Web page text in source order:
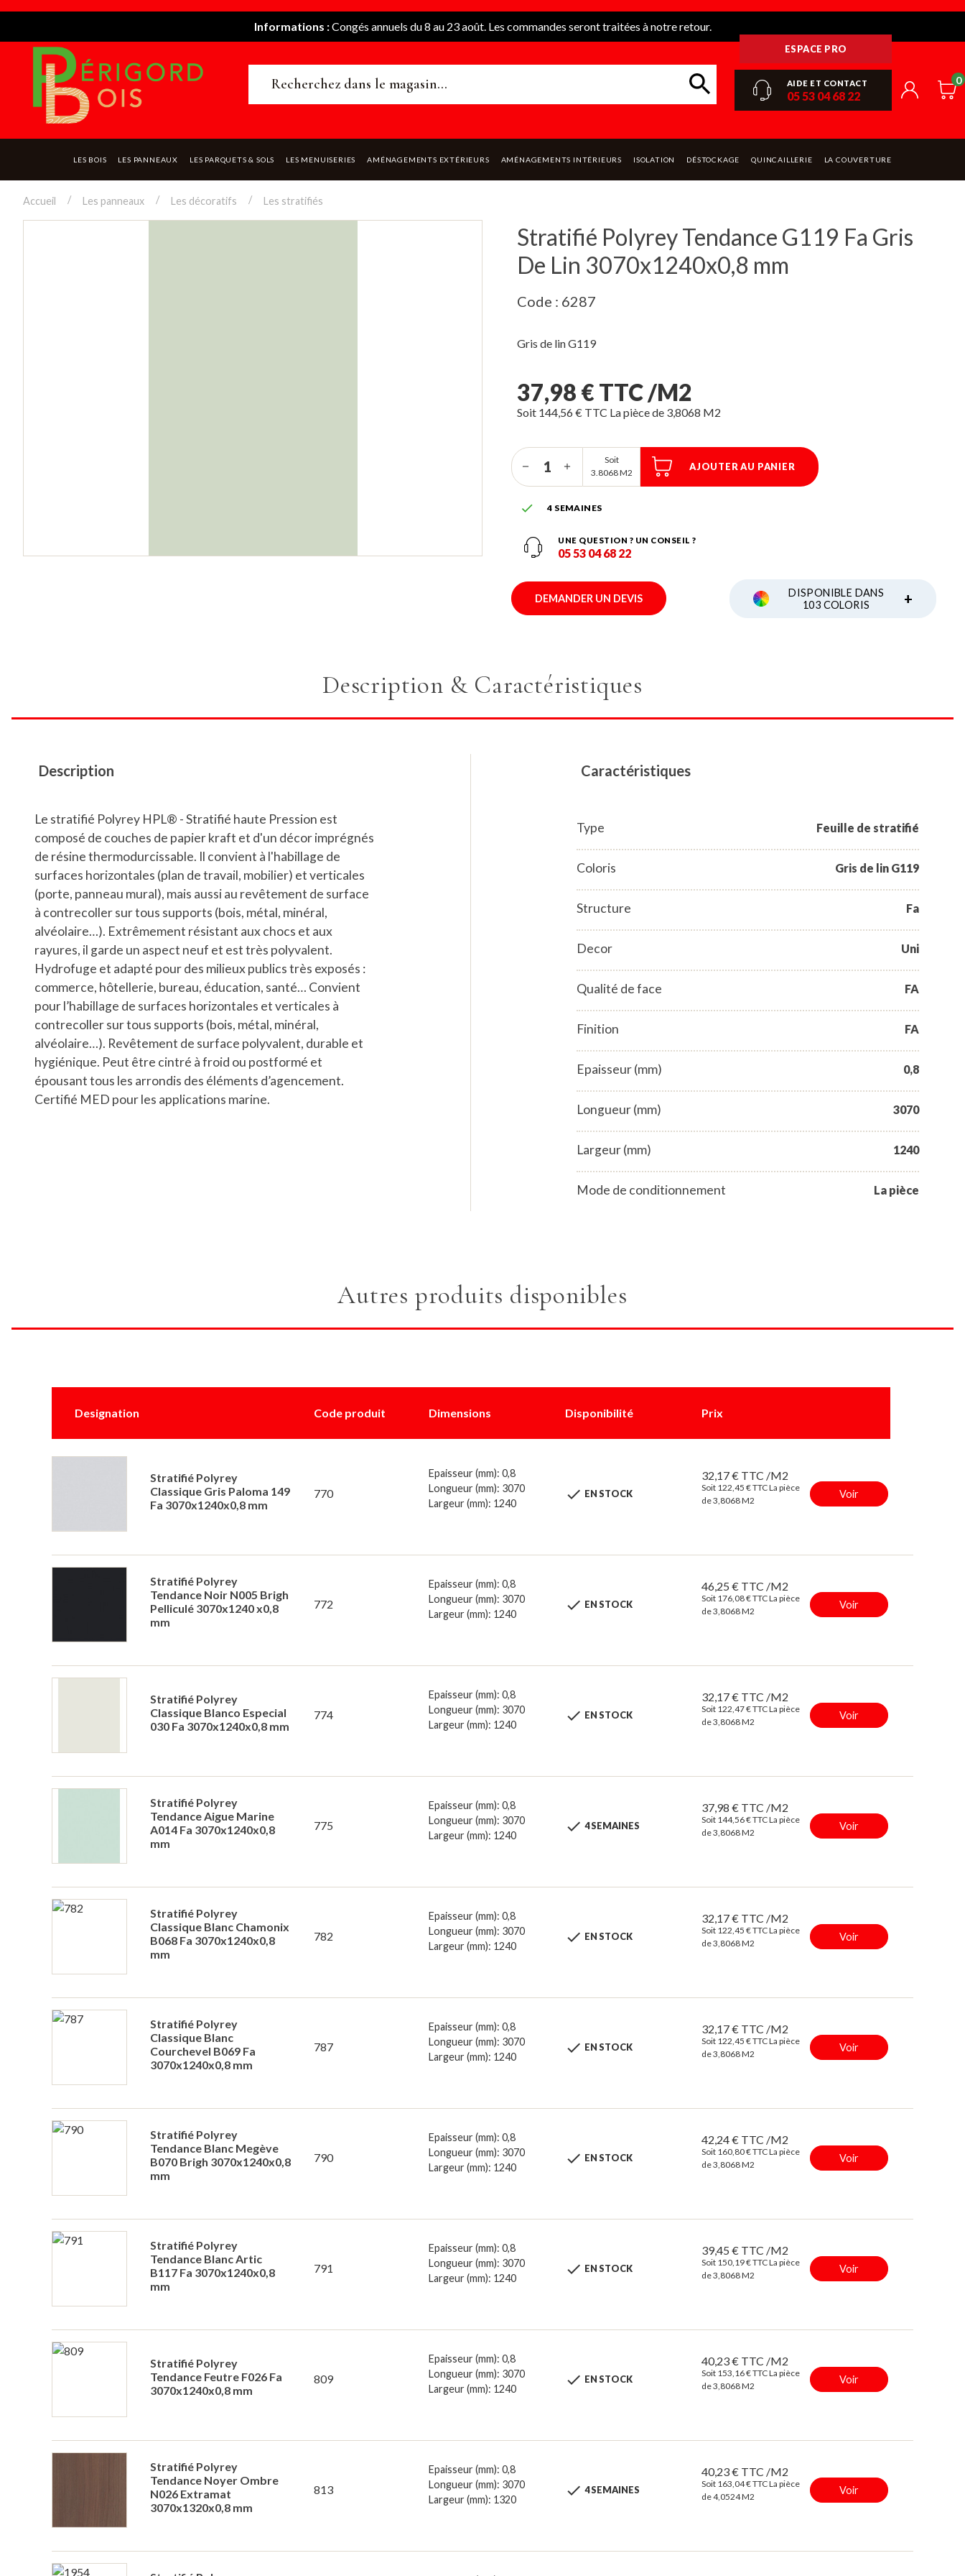
Informations :Congés annuels du 8 au 23 août. Les commandes seront traitées à notre retour.
ESPACE PRO
AIDE ET CONTACT
05 53 04 68 22
0
LES BOIS LES PANNEAUX LES PARQUETS & SOLS LES MENUISERIES AMÉNAGEMENTS EXTÉRIEURS AMÉNAGEMENTS INTÉRIEURS ISOLATION DÉSTOCKAGE QUINCAILLERIE LA COUVERTURE
Accueil Les panneaux Les décoratifs Les stratifiés
Stratifié Polyrey Tendance G119 Fa Gris
De Lin 3070x1240x0,8 mm
Code : 6287
Gris de lin G119
37,98 € TTC /M2
Soit 144,56 € TTC La pièce de 3,8068 M2
Soit
3.8068 M2
AJOUTER AU PANIER
 4 SEMAINES
UNE QUESTION ? UN CONSEIL ?
05 53 04 68 22
DEMANDER UN DEVIS
DISPONIBLE DANS
103 COLORIS
+
Description & Caractéristiques
Description
Le stratifié Polyrey HPL® - Stratifié haute Pression est
composé de couches de papier kraft et d'un décor imprégnés
de résine thermodurcissable. Il convient à l'habillage de
surfaces horizontales (plan de travail, mobilier) et verticales
(porte, panneau mural), mais aussi au revêtement de surface
à contrecoller sur tous supports (bois, métal, minéral,
alvéolaire…). Extrêmement résistant aux chocs et aux
rayures, il garde un aspect neuf et est très polyvalent.
Hydrofuge et adapté pour des milieux publics très exposés :
commerce, hôtellerie, bureau, éducation, santé… Convient
pour l’habillage de surfaces horizontales et verticales à
contrecoller sur tous supports (bois, métal, minéral,
alvéolaire…). Revêtement de surface polyvalent, durable et
hygiénique. Peut être cintré à froid ou postformé et
épousant tous les arrondis des éléments d’agencement.
Certifié MED pour les applications marine.
Caractéristiques
Type Feuille de stratifié
Coloris Gris de lin G119
Structure Fa
Decor Uni
Qualité de face FA
Finition FA
Epaisseur (mm) 0,8
Longueur (mm) 3070
Largeur (mm) 1240
Mode de conditionnement La pièce
Autres produits disponibles
Designation Code produit Dimensions Disponibilité Prix
Stratifié Polyrey
Classique Gris Paloma 149
Fa 3070x1240x0,8 mm
770
Epaisseur (mm): 0,8
Longueur (mm): 3070
Largeur (mm): 1240
 EN STOCK
32,17 € TTC /M2
Soit 122,45 € TTC La pièce
de 3,8068 M2
Voir
Stratifié Polyrey
Tendance Noir N005 Brigh
Pelliculé 3070x1240 x0,8
mm
772
Epaisseur (mm): 0,8
Longueur (mm): 3070
Largeur (mm): 1240
 EN STOCK
46,25 € TTC /M2
Soit 176,08 € TTC La pièce
de 3,8068 M2
Voir
Stratifié Polyrey
Classique Blanco Especial
030 Fa 3070x1240x0,8 mm
774
Epaisseur (mm): 0,8
Longueur (mm): 3070
Largeur (mm): 1240
 EN STOCK
32,17 € TTC /M2
Soit 122,47 € TTC La pièce
de 3,8068 M2
Voir
Stratifié Polyrey
Tendance Aigue Marine
A014 Fa 3070x1240x0,8
mm
775
Epaisseur (mm): 0,8
Longueur (mm): 3070
Largeur (mm): 1240
 4 SEMAINES
37,98 € TTC /M2
Soit 144,56 € TTC La pièce
de 3,8068 M2
Voir
Stratifié Polyrey
Classique Blanc Chamonix
B068 Fa 3070x1240x0,8
mm
782
Epaisseur (mm): 0,8
Longueur (mm): 3070
Largeur (mm): 1240
 EN STOCK
32,17 € TTC /M2
Soit 122,45 € TTC La pièce
de 3,8068 M2
Voir
Stratifié Polyrey
Classique Blanc
Courchevel B069 Fa
3070x1240x0,8 mm
787
Epaisseur (mm): 0,8
Longueur (mm): 3070
Largeur (mm): 1240
 EN STOCK
32,17 € TTC /M2
Soit 122,45 € TTC La pièce
de 3,8068 M2
Voir
Stratifié Polyrey
Tendance Blanc Megève
B070 Brigh 3070x1240x0,8
mm
790
Epaisseur (mm): 0,8
Longueur (mm): 3070
Largeur (mm): 1240
 EN STOCK
42,24 € TTC /M2
Soit 160,80 € TTC La pièce
de 3,8068 M2
Voir
Stratifié Polyrey
Tendance Blanc Artic
B117 Fa 3070x1240x0,8
mm
791
Epaisseur (mm): 0,8
Longueur (mm): 3070
Largeur (mm): 1240
 EN STOCK
39,45 € TTC /M2
Soit 150,19 € TTC La pièce
de 3,8068 M2
Voir
Stratifié Polyrey
Tendance Feutre F026 Fa
3070x1240x0,8 mm
809
Epaisseur (mm): 0,8
Longueur (mm): 3070
Largeur (mm): 1240
 EN STOCK
40,23 € TTC /M2
Soit 153,16 € TTC La pièce
de 3,8068 M2
Voir
Stratifié Polyrey
Tendance Noyer Ombre
N026 Extramat
3070x1320x0,8 mm
813
Epaisseur (mm): 0,8
Longueur (mm): 3070
Largeur (mm): 1320
 4 SEMAINES
40,23 € TTC /M2
Soit 163,04 € TTC La pièce
de 4,0524 M2
Voir